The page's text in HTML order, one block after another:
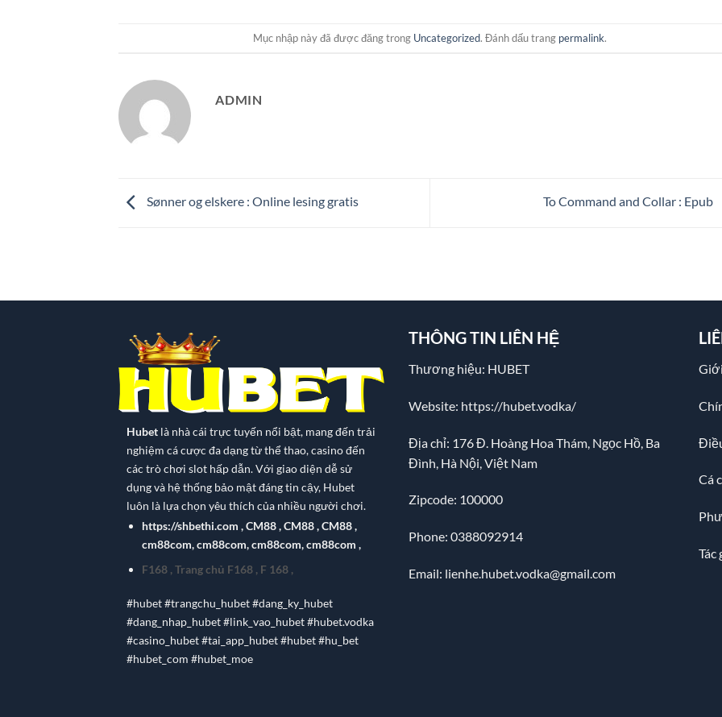
Mục nhập này đã được đăng trong Uncategorized. Đánh dấu trang permalink.
ADMIN
Sønner og elskere : Online lesing gratis To Command and Collar : Epub
Hubet là nhà cái trực tuyến nổi bật, mang đến trải
nghiệm cá cược đa dạng từ thể thao, casino đến
các trò chơi slot hấp dẫn. Với giao diện dễ sử
dụng và hệ thống bảo mật đáng tin cậy, Hubet
luôn là lựa chọn yêu thích của nhiều người chơi.
https://shbethi.com ,CM88,CM88,CM88,
cm88com,cm88com,cm88com,cm88com ,
F168, Trang chủ F168, F 168,
#hubet #trangchu_hubet #dang_ky_hubet
#dang_nhap_hubet #link_vao_hubet #hubet.vodka
#casino_hubet #tai_app_hubet #hubet #hu_bet
#hubet_com #hubet_moe
THÔNG TIN LIÊN HỆ
Thương hiệu: HUBET
Website: https://hubet.vodka/
Địa chỉ: 176 Đ. Hoàng Hoa Thám, Ngọc Hồ, Ba
Đình, Hà Nội, Việt Nam
Zipcode: 100000
Phone: 0388092914
Email: lienhe.hubet.vodka@gmail.com
Cá
Tác